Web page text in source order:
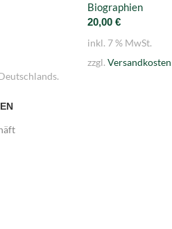
Biographien
20,00 €
inkl. 7 % MwSt.
zzgl. Versandkosten